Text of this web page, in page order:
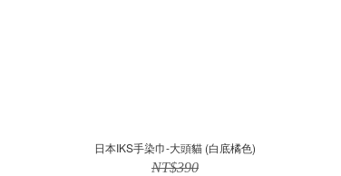
日本IKS手染巾-大頭貓 (白底橘色)
NT$390